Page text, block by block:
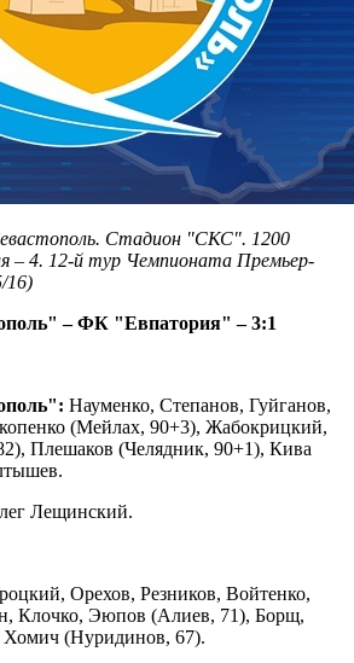
Стадион "СКС". 1200
– 4. 12-й тур Чемпионата Премьер-
16)
– ФК "Евпатория" – 3:1
Науменко, Степанов, Гуйганов,
(Мейлах, 90+3), Жабокрицкий,
Плешаков (Челядник, 90+1), Кива
Лещинский.
Орехов, Резников, Войтенко,
Клочко, Эюпов (Алиев, 71), Борщ,
(Нуридинов, 67).